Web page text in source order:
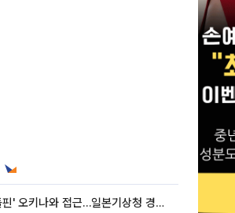
태풍 '돌핀' 오키나와 접근…일본기상청 경로 업데이트